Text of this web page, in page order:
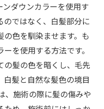
ダウンカラーを使用す
のではなく、白髪部分に
色を馴染ませます。も
を使用する方法です。
の髪の色を暗くし、毛先
髪と自然な髪色の境目
、施術の際に髪の傷みや